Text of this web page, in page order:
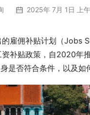
2025年 7月 1日 上
雇佣补贴计划（Jobs
补贴政策，自2020年
否符合条件，以及如